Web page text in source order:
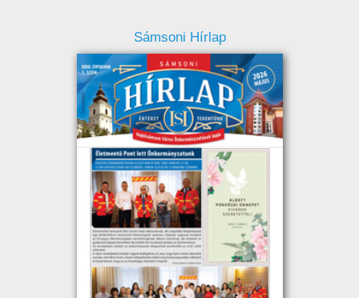
Sámsoni Hírlap